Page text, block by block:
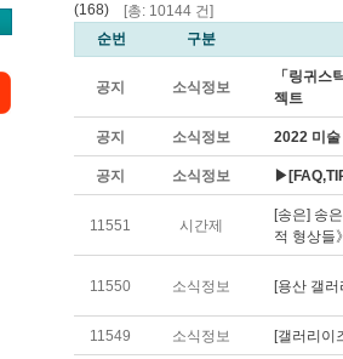
(168) [총: 10144 건]
순번
구분
공지 소식정보
「링귀
젝트
공지 소식정보 2022 미
공지 소식정보
11551 시간제
[송은] 송
적 형상들
11550 소식정보 [용산 갤
11549 소식정보 [갤러리이